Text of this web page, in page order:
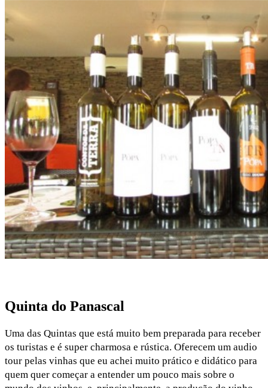
Quinta do Panascal
Uma das Quintas que está muito bem preparada para receber
os turistas e é super charmosa e rústica. Oferecem um audio
tour pelas vinhas que eu achei muito prático e didático para
quem quer começar a entender um pouco mais sobre o